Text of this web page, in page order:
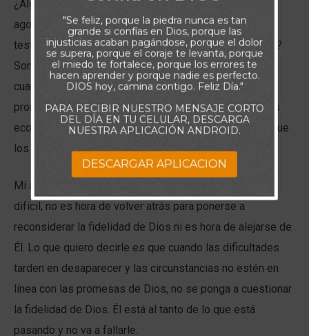
¿Alguna vez usted ha notado que los que han sido
agobiados por la presión son los que tienen los
testimonios que más animan y más inspiran nuestra fe?
Son creyentes que fueron fieles y confiaron en Dios
cuando se sintieron presionados; confiaron en las
promesas de Dios sobre la prosperidad en situaciones
económicas desesperantes o confiaron en Dios para que
los sanara de una enfermedad muy grave.
Mi amigo, cuando se encuentre en una situación muy
difícil, no es hora de volver atrás para ponerse a
reconsiderar la fidelidad de Dios ni es hora de alejarse de
Él. Lo que quiero decirle es que cuando las dificultades
tarden en desaparecer y las circunstancias no estén en
línea con las promesas de Dios, no se ponga a cuestionar
la fidelidad de Dios. Él está al tanto de lo que está
pasando y no va a fallarle.
"Se feliz, porque la piedra nunca es tan
grande si confías en Dios, porque las
injusticias acaban pagándose, porque el dolor
se supera, porque el coraje te levanta, porque
el miedo te fortalece, porque los errores te
hacen aprender y porque nadie es perfecto.
DIOS hoy, camina contigo. Feliz Día."
PARA RECIBIR NUESTRO MENSAJE CORTO
DEL DÍA EN TU CELULAR, DESCARGA
NUESTRA APLICACIÓN ANDROID.
DESCARGAR APLICACION